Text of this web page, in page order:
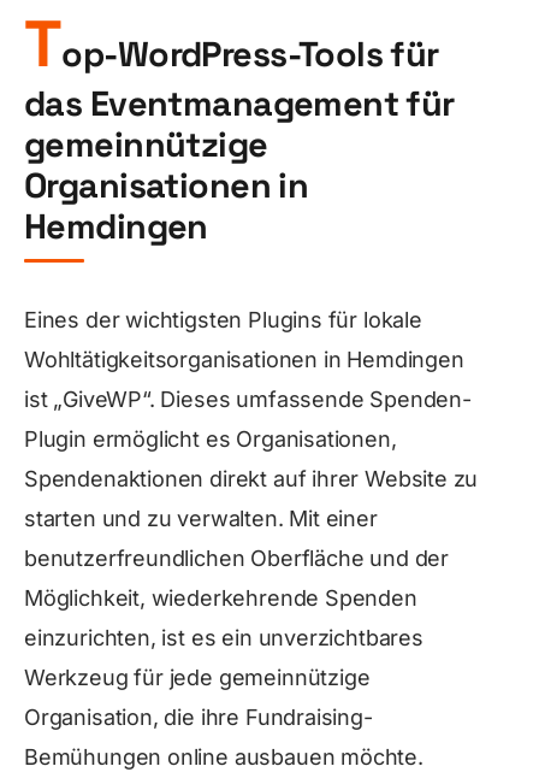
Top-WordPress-Tools für
das Eventmanagement für
gemeinnützige
Organisationen in
Hemdingen
Eines der wichtigsten Plugins für lokale
Wohltätigkeitsorganisationen in Hemdingen
ist „GiveWP“. Dieses umfassende Spenden-
Plugin ermöglicht es Organisationen,
Spendenaktionen direkt auf ihrer Website zu
starten und zu verwalten. Mit einer
benutzerfreundlichen Oberfläche und der
Möglichkeit, wiederkehrende Spenden
einzurichten, ist es ein unverzichtbares
Werkzeug für jede gemeinnützige
Organisation, die ihre Fundraising-
Bemühungen online ausbauen möchte.